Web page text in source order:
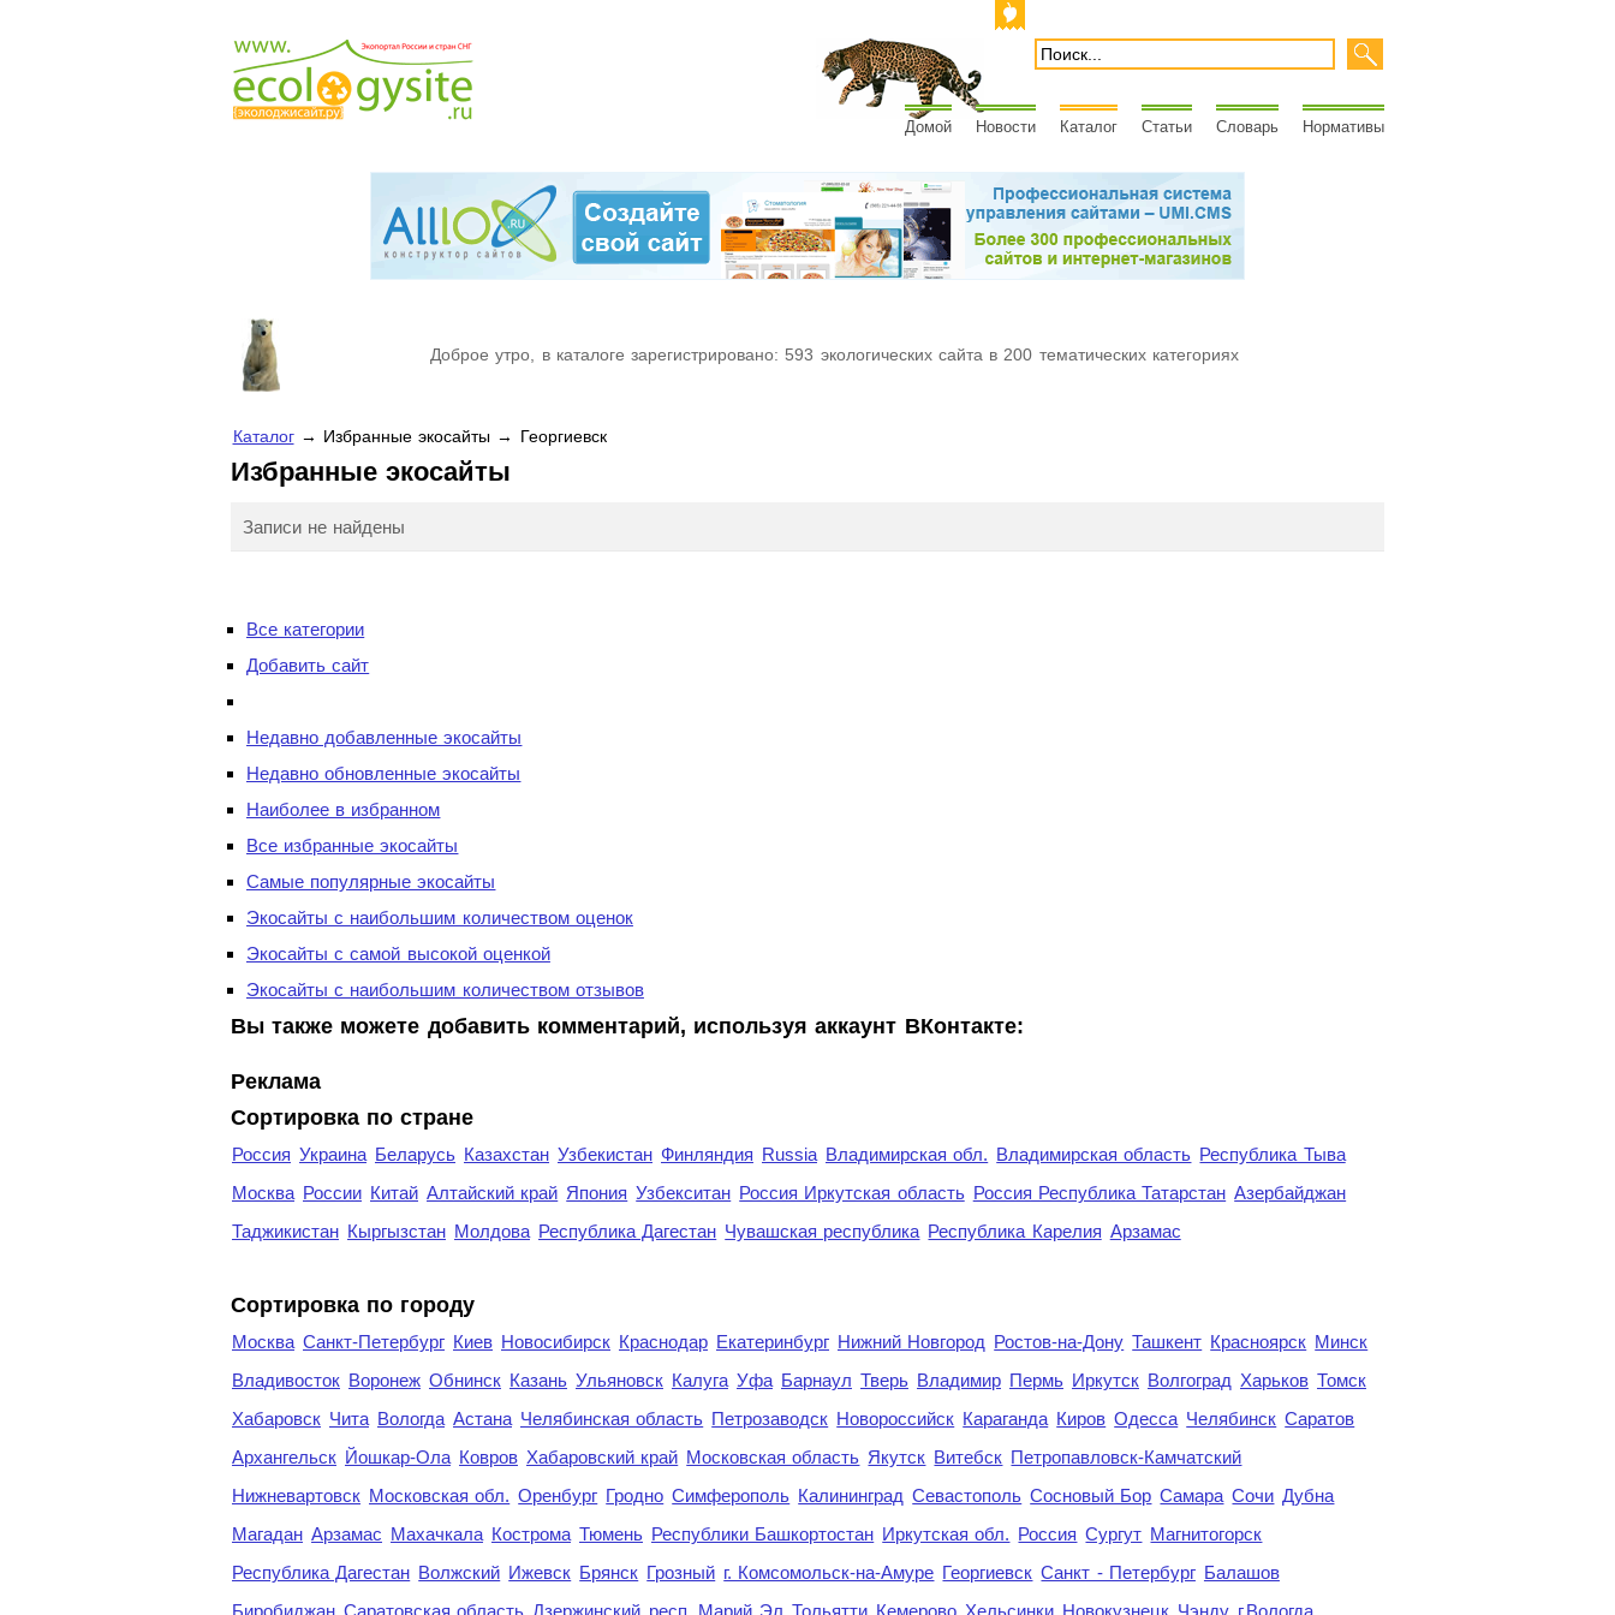
Домой Новости Каталог Статьи Словарь Нормативы
Доброе утро, в каталоге зарегистрировано: 593 экологических сайта в 200 тематических категориях
Каталог→ Избранные экосайты → Георгиевск
Избранные экосайты
Записи не найдены
Все категории
Добавить сайт
Недавно добавленные экосайты
Недавно обновленные экосайты
Наиболее в избранном
Все избранные экосайты
Самые популярные экосайты
Экосайты с наибольшим количеством оценок
Экосайты с самой высокой оценкой
Экосайты с наибольшим количеством отзывов
Вы также можете добавить комментарий, используя аккаунт ВКонтакте:
Реклама
Сортировка по стране
Россия Украина Беларусь Казахстан Узбекистан Финляндия Russia Владимирская обл. Владимирская область Республика Тыва
Москва России Китай Алтайский край Япония Узбекситан Россия Иркутская область Россия Республика Татарстан Азербайджан
Таджикистан Кыргызстан Молдова Республика Дагестан Чувашская республика Республика Карелия Арзамас
Cортировка по городу
Москва Санкт-Петербург Киев Новосибирск Краснодар Екатеринбург Нижний Новгород Ростов-на-Дону Ташкент Красноярск Минск
Владивосток Воронеж Обнинск Казань Ульяновск Калуга Уфа Барнаул Тверь Владимир Пермь Иркутск Волгоград Харьков Томск
Хабаровск Чита Вологда Астана Челябинская область Петрозаводск Новороссийск Караганда Киров Одесса Челябинск Саратов
Архангельск Йошкар-Ола Ковров Хабаровский край Московская область Якутск Витебск Петропавловск-Камчатский
Нижневартовск Московская обл. Оренбург Гродно Симферополь Калининград Севастополь Сосновый Бор Самара Сочи Дубна
Магадан Арзамас Махачкала Кострома Тюмень Республики Башкортостан Иркутская обл. Россия Сургут Магнитогорск
Республика Дагестан Волжский Ижевск Брянск Грозный г. Комсомольск-на-Амуре Георгиевск Санкт - Петербург Балашов
Биробиджан Саратовская область Дзержинский респ. Марий Эл Тольятти Кемерово Хельсинки Новокузнецк Чэнду г.Вологда